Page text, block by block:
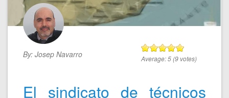
By: Josep Navarro Average:5(9 votes)
El sindicato de técnicos